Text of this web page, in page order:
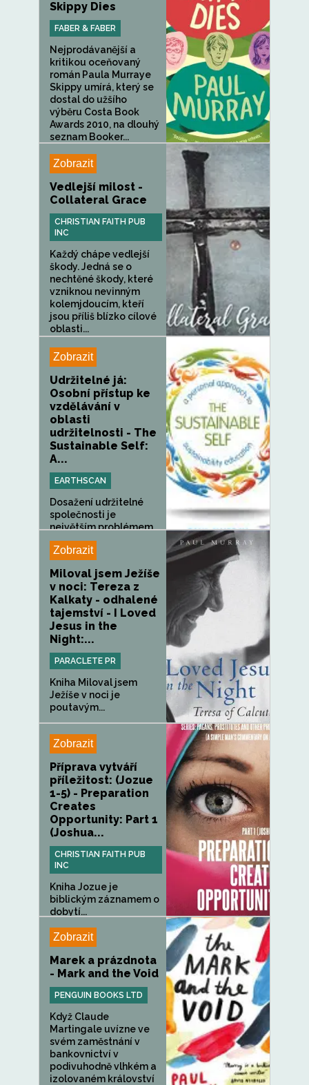
Skippy Dies
FABER & FABER
Nejprodávanější a
kritikou oceňovaný
román Paula Murraye
Skippy umírá, který se
dostal do užšího
výběru Costa Book
Awards 2010, na dlouhý
seznam Booker...
Zobrazit
Vedlejší milost -
Collateral Grace
CHRISTIAN FAITH PUB
INC
Každý chápe vedlejší
škody. Jedná se o
nechtěné škody, které
vzniknou nevinným
kolemjdoucím, kteří
jsou příliš blízko cílové
oblasti...
Zobrazit
Udržitelné já:
Osobní přístup ke
vzdělávání v
oblasti
udržitelnosti - The
Sustainable Self:
A...
EARTHSCAN
Dosažení udržitelné
společnosti je
největším problémem...
Zobrazit
Miloval jsem Ježíše
v noci: Tereza z
Kalkaty - odhalené
tajemství - I Loved
Jesus in the
Night:...
PARACLETE PR
Kniha Miloval jsem
Ježíše v noci je
poutavým...
Zobrazit
Příprava vytváří
příležitost: (Jozue
1-5) - Preparation
Creates
Opportunity: Part 1
(Joshua...
CHRISTIAN FAITH PUB
INC
Kniha Jozue je
biblickým záznamem o
dobytí...
Zobrazit
Marek a prázdnota
- Mark and the Void
PENGUIN BOOKS LTD
Když Claude
Martingale uvízne ve
svém zaměstnání v
bankovnictví v
podivuhodně vlhkém a
izolovaném království